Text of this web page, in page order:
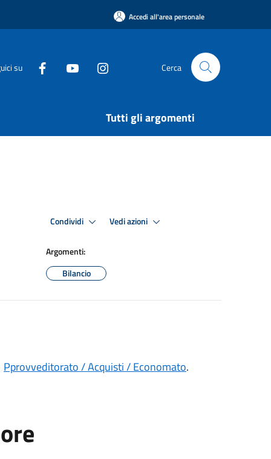
Accedi all'area personale
su Cerca
Tutti gli argomenti
Condividi Vedi azioni
Argomenti:
Bilancio
Pprovveditorato / Acquisti / Economato.